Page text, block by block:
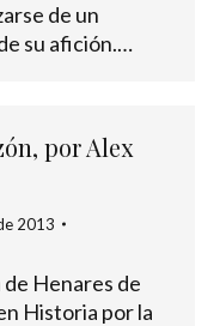
de un
su afición.…
por Alex
2013
de Henares de
Historia por la